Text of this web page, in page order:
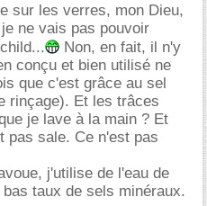
sur les verres, mon Dieu,
ne vais pas pouvoir
Non, en fait, il n'y
conçu et bien utilisé ne
que c'est grâce au sel
rinçage). Et les trâces
je lave à la main ? Et
pas sale. Ce n'est pas
j'utilise de l'eau de
taux de sels minéraux.